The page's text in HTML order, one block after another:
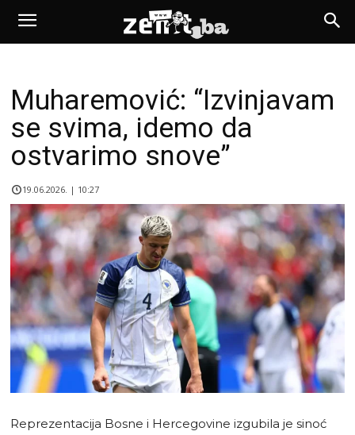
Muharemović: “Izvinjavam
se svima, idemo da
ostvarimo snove”
19.06.2026. | 10:27
Reprezentacija Bosne i Hercegovine izgubila je sinoć